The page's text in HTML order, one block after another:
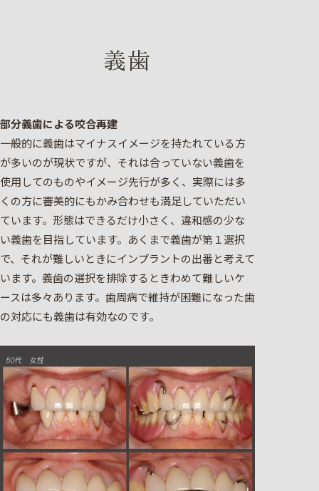
義歯
部分義歯による咬合再建
一般的に義歯はマイナスイメージを持たれている方
が多いのが現状ですが、それは合っていない義歯を
使用してのものやイメージ先行が多く、実際には多
くの方に審美的にもかみ合わせも満足していただい
ています。形態はできるだけ小さく、違和感の少な
い義歯を目指しています。あくまで義歯が第１選択
で、それが難しいときにインプラントの出番と考えて
います。義歯の選択を排除するときわめて難しいケ
ースは多々あります。歯周病で維持が困難になった歯
の対応にも義歯は有効なのです。